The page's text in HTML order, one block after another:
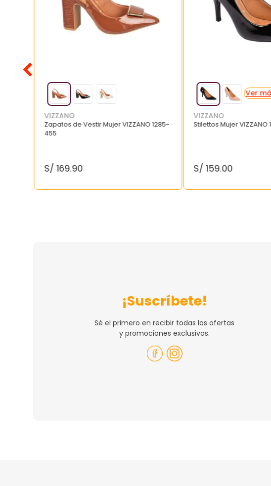
VIZZANO
Zapatos de Vestir Mujer VIZZANO 1285-
455
S/ 169.90
VIZZANO
Stilettos Mujer VIZZANO
S/ 159.00
¡Suscríbete!
Sé el primero en recibir todas las ofertas
y promociones exclusivas.